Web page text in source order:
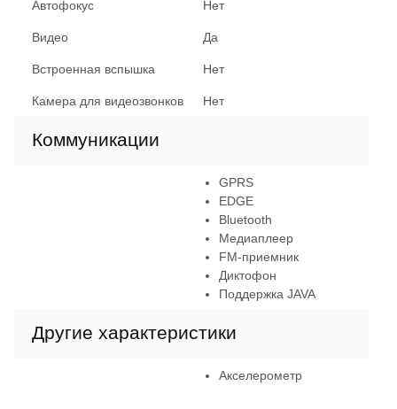
Автофокус Нет
Видео Да
Встроенная вспышка Нет
Камера для видеозвонков Нет
Коммуникации
GPRS
EDGE
Bluetooth
Медиаплеер
FM-приемник
Диктофон
Поддержка JAVA
Другие характеристики
Акселерометр